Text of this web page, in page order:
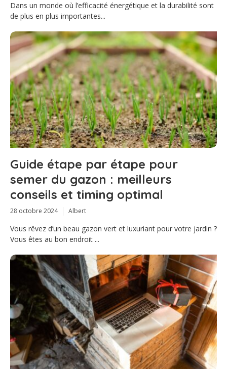
Dans un monde où l’efficacité énergétique et la durabilité sont
de plus en plus importantes...
Guide étape par étape pour
semer du gazon : meilleurs
conseils et timing optimal
28 octobre 2024 Albert
Vous rêvez d’un beau gazon vert et luxuriant pour votre jardin ?
Vous êtes au bon endroit ...